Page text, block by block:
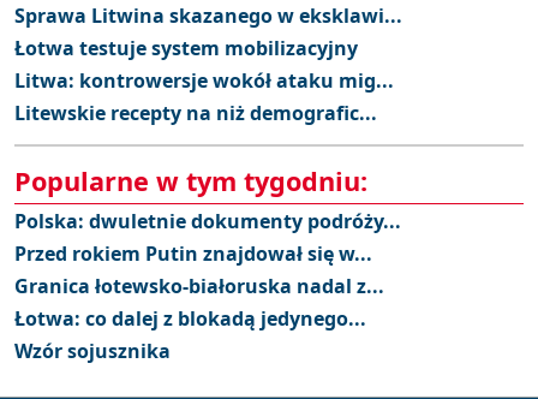
Sprawa Litwina skazanego w eksklawi...
Łotwa testuje system mobilizacyjny
Litwa: kontrowersje wokół ataku mig...
Litewskie recepty na niż demografic...
Popularne w tym tygodniu:
Polska: dwuletnie dokumenty podróży...
Przed rokiem Putin znajdował się w...
Granica łotewsko-białoruska nadal z...
Łotwa: co dalej z blokadą jedynego...
Wzór sojusznika